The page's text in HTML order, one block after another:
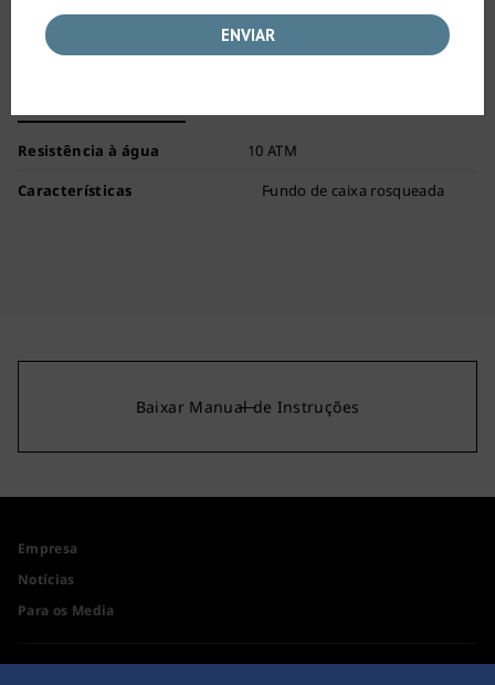
Distância entre as asas
Resistência à água
10 ATM
Características
Fundo de caixa rosqueada
Baixar Manual de Instruções
Empresa
Notícias
Para os Media